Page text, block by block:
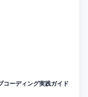
ーディング実践ガイド